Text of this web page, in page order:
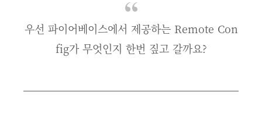
우선 파이어베이스에서 제공하는 Remote Con
fig가 무엇인지 한번 짚고 갈까요?